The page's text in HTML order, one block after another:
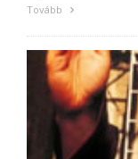
Tovább